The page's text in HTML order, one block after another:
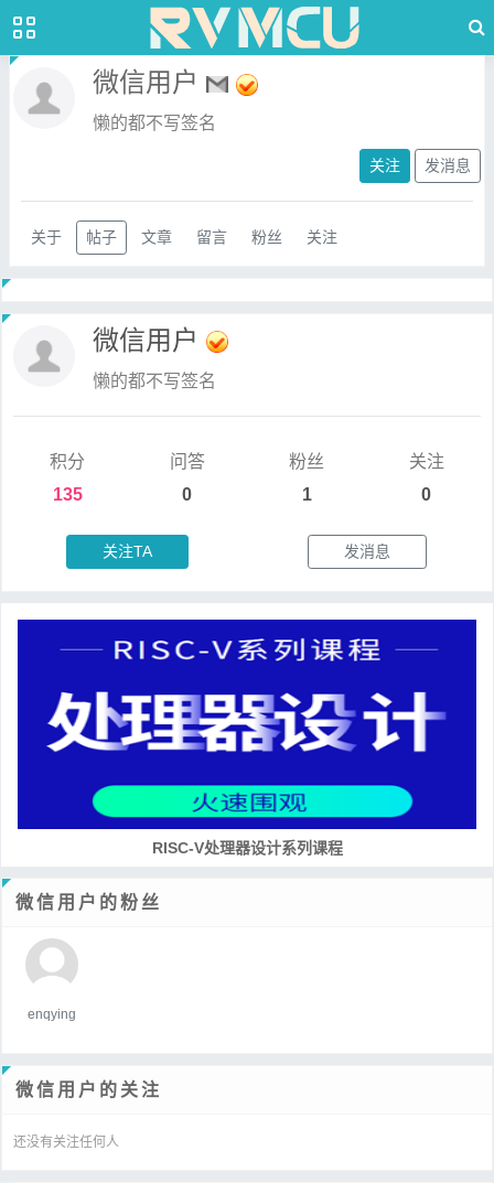
微信用户
懒的都不写签名
关注 发消息
关于 帖子 文章 留言 粉丝 关注
微信用户
懒的都不写签名
积分
135
问答
0
粉丝
1
关注
0
关注TA 发消息
RISC-V处理器设计系列课程
微信用户的粉丝
enqying
微信用户的关注
还没有关注任何人